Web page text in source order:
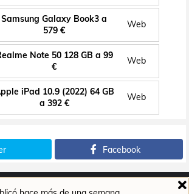
Samsung Galaxy Book3 a
579 €
Web
Note 50 128 GB a 99
€
Web
iPad 10.9 (2022) 64 GB
a 392 €
Web
Facebook